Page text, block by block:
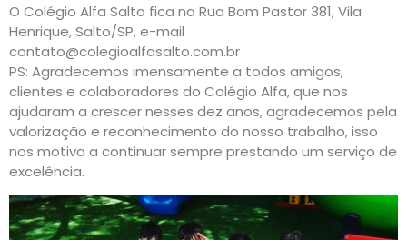
O Colégio Alfa Salto fica na Rua Bom Pastor 381, Vila
Henrique, Salto/SP, e-mail
contato@colegioalfasalto.com.br
PS: Agradecemos imensamente a todos amigos,
clientes e colaboradores do Colégio Alfa, que nos
ajudaram a crescer nesses dez anos, agradecemos pela
valorização e reconhecimento do nosso trabalho, isso
nos motiva a continuar sempre prestando um serviço de
excelência.